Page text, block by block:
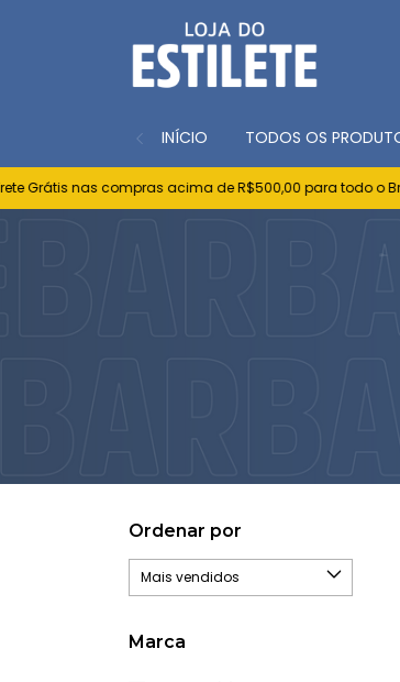
INÍCIO TODOS OS
nas compras acima de R$500,00 para todo o Brasil
Ordenar por
Marca